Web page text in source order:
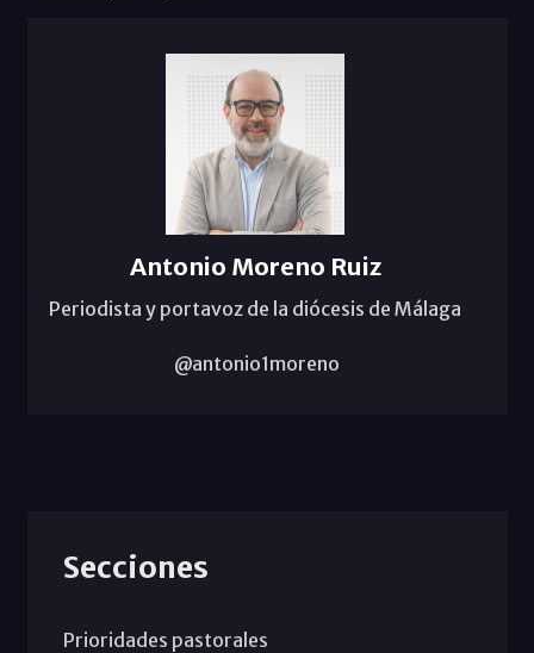
Antonio Moreno Ruiz
Periodista y portavoz de la diócesis de Málaga
@antonio1moreno
Secciones
Prioridades pastorales